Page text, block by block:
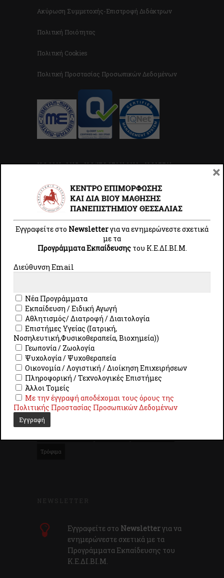
Ακύρωση Συμμετοχής-Επιστροφή Διδάκτρων
Πολιτική Ποιότητας
Πολιτική Cookies
Πολιτική Προστασίας Προσωπικών Δεδομένων
ISO 9001 : 2015 - ISO/IEC 27001:2013 - ISO27701 -
ΕΤΙΚΈΤΕΣ
3D Autocad Business
Personal Training
Διγλωσσία
Ειδική Αγωγή Εκπαίδευση
Επιστήμες Υγείας ΙΣΤΟΡΙΑ
Μαθησιακές Δυσκολίες
ΝΟΣΗΛΕΥΤΕΣ Νοηματική Γλώσσα Νοσηλευτική
ΟΙΚΟΝΟΜΙΑ ΠΑΡΑΓΩΓΙΚΟΣ ΣΕΜΙΝΑΡΙΟ
ΣΥΛΛΟΓΙΣΜΟΣ ΣΧΕΔΙΑΣΗ Σχολική Νοσηλευτική
ΤΕΧΝΗ
Τρόφιμα
NEWSLETTER
Εγγραφείτε στο Newsletterγια να
ενημερώνεστε σχετικά με τα
Προγράμματα Εκπαίδευσης του
Κ.E.ΔI.ΒI.Μ.
Εγγραφείτε στο Newsletterγια να ενημερώνεστε σχετικά
με τα
Προγράμματα Εκπαίδευσηςτου Κ.E.ΔI.ΒI.Μ.
Διεύθυνση Email
Νέα Προγράμματα
Εκπαίδευση / Ειδική Αγωγή
Αθλητισμός/ Διατροφή / Διαιτολογία
Επιστήμες Υγείας (Ιατρική,
Νοσηλευτική,Φυσικοθεραπεία, Βιοχημεία))
Γεωπονία / Ζωολογία
Ψυχολογία / Ψυχοθεραπεία
Οικονομία / Λογιστική / Διοίκηση Επιχειρήσεων
Πληροφορική / Τεχνολογικές Επιστήμες
Άλλοι Τομείς
Με την έγγραφή αποδέχομαι τους όρους της
Πολιτικής Προστασίας Προσωπικών Δεδομένων
×